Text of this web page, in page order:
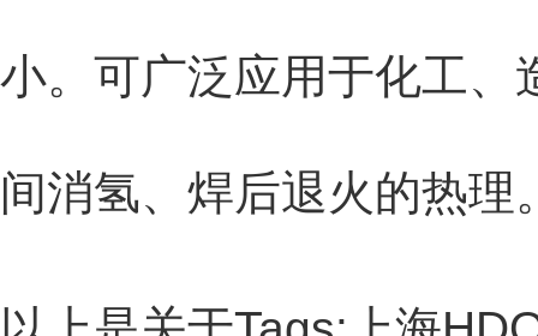
小。可广泛应用于化工、
间消氢、焊后退火的热理